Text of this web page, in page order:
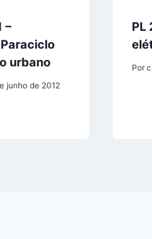
–
Paraciclo
urbano
junho de 2012
PL
Por